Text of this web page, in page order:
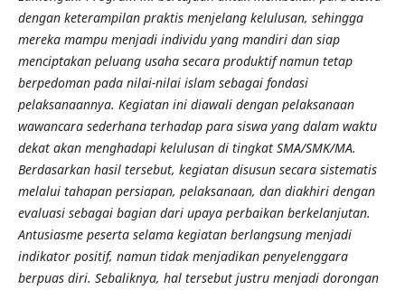
dengan keterampilan praktis menjelang kelulusan, sehingga
mereka mampu menjadi individu yang mandiri dan siap
menciptakan peluang usaha secara produktif namun tetap
berpedoman pada nilai-nilai islam sebagai fondasi
pelaksanaannya. Kegiatan ini diawali dengan pelaksanaan
wawancara sederhana terhadap para siswa yang dalam waktu
dekat akan menghadapi kelulusan di tingkat SMA/SMK/MA.
Berdasarkan hasil tersebut, kegiatan disusun secara sistematis
melalui tahapan persiapan, pelaksanaan, dan diakhiri dengan
evaluasi sebagai bagian dari upaya perbaikan berkelanjutan.
Antusiasme peserta selama kegiatan berlangsung menjadi
indikator positif, namun tidak menjadikan penyelenggara
berpuas diri. Sebaliknya, hal tersebut justru menjadi dorongan